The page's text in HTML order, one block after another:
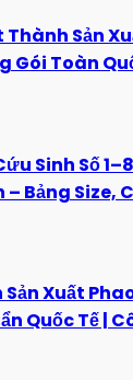
Thành Sản
Gói Toàn
Sinh Số
– Bảng Size,
Xuất
Quốc Tế |